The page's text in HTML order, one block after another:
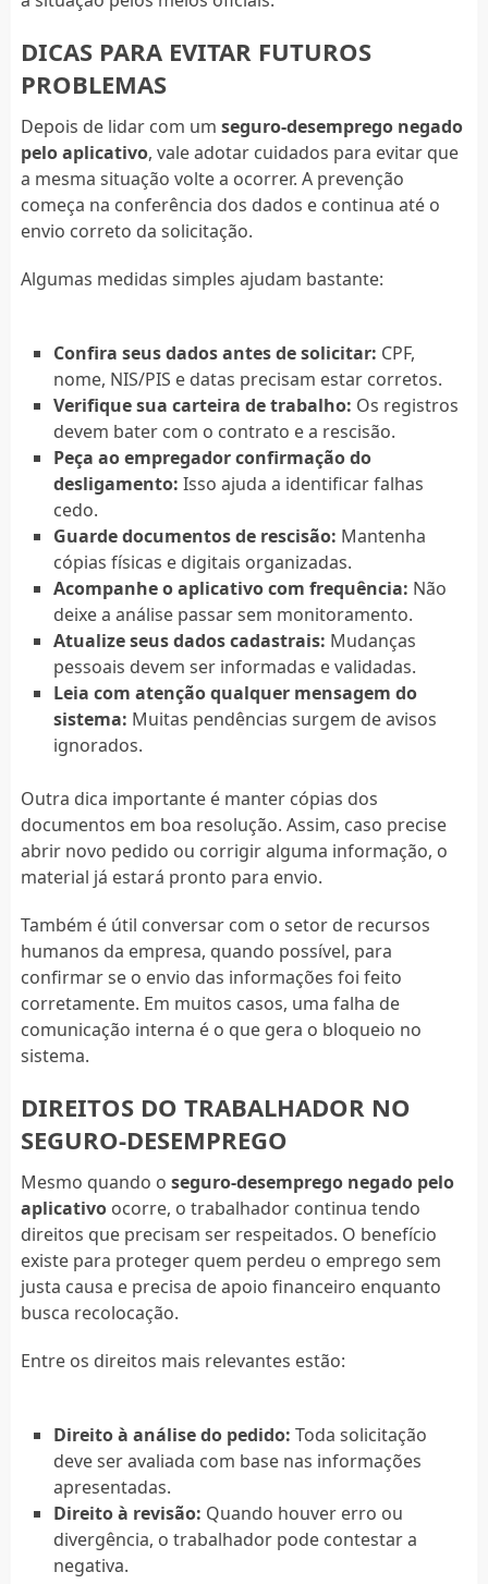
DICAS PARA EVITAR FUTUROS
PROBLEMAS
Depois de lidar com um seguro-desemprego negado
pelo aplicativo, vale adotar cuidados para evitar que
a mesma situação volte a ocorrer. A prevenção
começa na conferência dos dados e continua até o
envio correto da solicitação.
Algumas medidas simples ajudam bastante:
Confira seus dados antes de solicitar: CPF,
nome, NIS/PIS e datas precisam estar corretos.
Verifique sua carteira de trabalho: Os registros
devem bater com o contrato e a rescisão.
Peça ao empregador confirmação do
desligamento: Isso ajuda a identificar falhas
cedo.
Guarde documentos de rescisão: Mantenha
cópias físicas e digitais organizadas.
Acompanhe o aplicativo com frequência: Não
deixe a análise passar sem monitoramento.
Atualize seus dados cadastrais: Mudanças
pessoais devem ser informadas e validadas.
Leia com atenção qualquer mensagem do
sistema: Muitas pendências surgem de avisos
ignorados.
Outra dica importante é manter cópias dos
documentos em boa resolução. Assim, caso precise
abrir novo pedido ou corrigir alguma informação, o
material já estará pronto para envio.
Também é útil conversar com o setor de recursos
humanos da empresa, quando possível, para
confirmar se o envio das informações foi feito
corretamente. Em muitos casos, uma falha de
comunicação interna é o que gera o bloqueio no
sistema.
DIREITOS DO TRABALHADOR NO
SEGURO-DESEMPREGO
Mesmo quando o seguro-desemprego negado pelo
aplicativoocorre, o trabalhador continua tendo
direitos que precisam ser respeitados. O benefício
existe para proteger quem perdeu o emprego sem
justa causa e precisa de apoio financeiro enquanto
busca recolocação.
Entre os direitos mais relevantes estão:
Direito à análise do pedido: Toda solicitação
deve ser avaliada com base nas informações
apresentadas.
Direito à revisão: Quando houver erro ou
divergência, o trabalhador pode contestar a
negativa.